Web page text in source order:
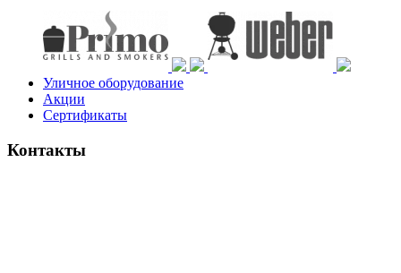
Уличное оборудование
Акции
Сертификаты
Контакты